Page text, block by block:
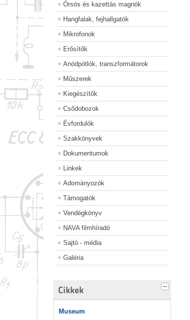
Órsós és kazettás magnók
Hangfalak, fejhallgatók
Mikrofonok
Erősítők
Anódpótlók, transzformátorok
Műszerek
Kiegészítők
Csődobozok
Évfordulók
Szakkönyvek
Dokumentumok
Linkek
Adományozók
Támogatók
Vendégkönyv
NAVA filmhíradó
Sajtó - média
Galéria
Cikkek
Museum